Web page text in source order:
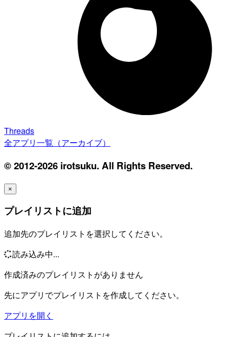
Threads
全アプリ一覧（アーカイブ）
© 2012-2026 irotsuku. All Rights Reserved.
×
プレイリストに追加
追加先のプレイリストを選択してください。
読み込み中...
作成済みのプレイリストがありません
先にアプリでプレイリストを作成してください。
アプリを開く